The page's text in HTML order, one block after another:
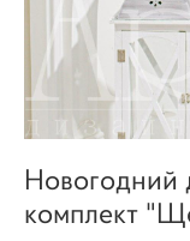
Новогодний
комплект